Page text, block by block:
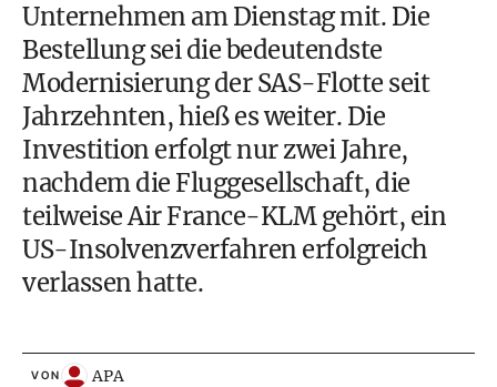
Unternehmen am Dienstag mit. Die
Bestellung sei die bedeutendste
Modernisierung der SAS-Flotte seit
Jahrzehnten, hieß es weiter. Die
Investition erfolgt nur zwei Jahre,
nachdem die Fluggesellschaft, die
teilweise Air France-KLM gehört, ein
US-Insolvenzverfahren erfolgreich
verlassen hatte.
VON APA